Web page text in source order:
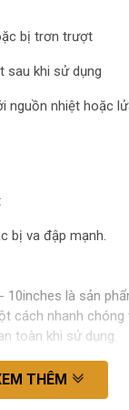
bị trơn trượt
sau khi sử dụng
nguồn nhiệt hoặc
bị va đập mạnh.
10inches là sản
cách nhanh
toàn khi sử dụng.
THÊM